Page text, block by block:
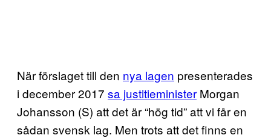
När förslaget till den nya lagen presenterades
i december 2017 sa justitieminister Morgan
Johansson (S) att det är “hög tid” att vi får en
sådan svensk lag. Men trots att det finns en